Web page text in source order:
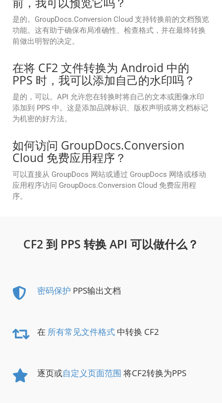
是的。GroupDocs.Conversion Cloud 支持转换前的文档预览
功能。这有助于确保布局准确性、检查格式，并在最终转换
前做出明智的决定。
在将 CF2 文件转换为 Android 中的
PPS 时，我可以添加自己的水印吗？
是的，可以。API 允许您在转换时将自己的文本或图像水印
添加到 PPS 中。这是添加品牌标识、版权声明或将文档标记
为机密的好方法。
如何访问 GroupDocs.Conversion
Cloud 免费应用程序？
可以直接从 GroupDocs 网站或通过 GroupDocs 网络或移动
应用程序访问 GroupDocs.Conversion Cloud 免费应用程
序。
CF2 到 PPS 转换 API 可以做什么？
密码保护 PPS输出文档
在 所有常见文件格式 中转换 CF2
逐页或自定义页面范围 将CF2转换为PPS